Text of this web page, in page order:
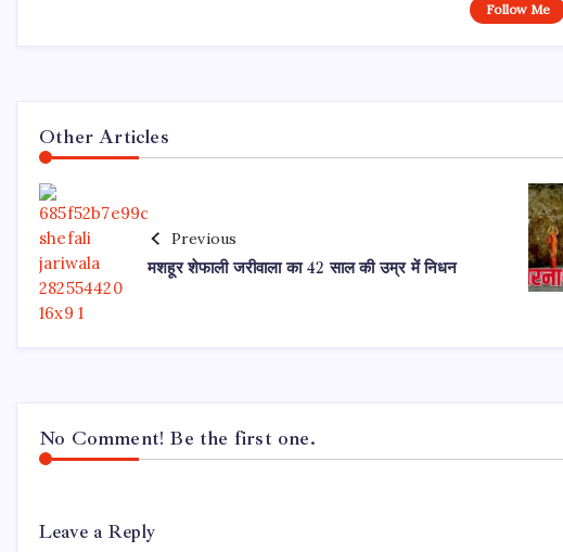
Follow Me
Other Articles
Previous
मशहूर शेफाली जरीवाला का 42 साल की उम्र में निधन
No Comment! Be the first one.
Leave a Reply